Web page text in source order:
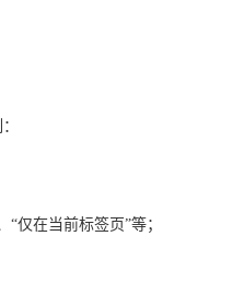
仅在当前标签页”等；